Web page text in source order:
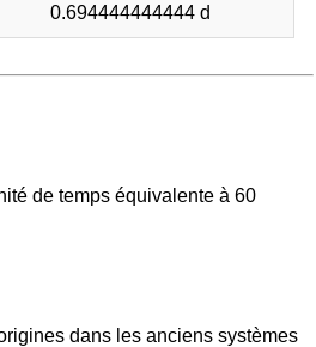
0.694444444444 d
de temps équivalente à 60
dans les anciens systèmes